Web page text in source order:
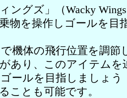
ングズ」（Wacky
物を操作しゴールを目
機体の飛行位置を調節
あり、このアイテム
ールを目指しましょう
ことも可能です。